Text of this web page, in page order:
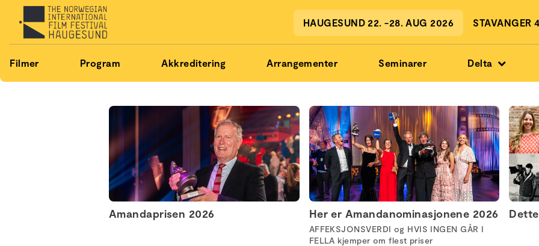
HAUGESUND 22. -28. AUG 2026 STAVANGER
Filmer Program Akkreditering Arrangementer Seminarer Delta
Amandaprisen 2026 Her er Amandanominasjonene 2026
AFFEKSJONSVERDI og HVIS INGEN GÅR I
FELLA kjemper om flest priser